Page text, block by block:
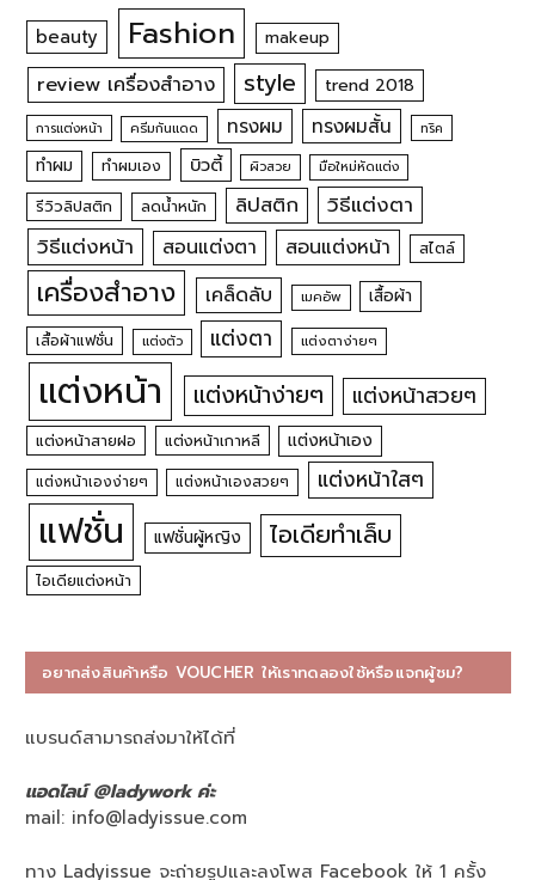
beauty Fashion makeup
review เครื่องสำอาง style trend 2018
การแต่งหน้า ครีมกันแดด ทรงผม ทรงผมสั้น ทริค
ทำผม ทำผมเอง บิวตี้ ผิวสวย มือใหม่หัดแต่ง
รีวิวลิปสติก ลดน้ำหนัก ลิปสติก
วิธีแต่งตา
วิธีแต่งหน้า
สอนแต่งตา สอนแต่งหน้า สไตล์
เครื่องสำอาง เคล็ดลับ เมคอัพ เสื้อผ้า
เสื้อผ้าแฟชั่น แต่งตัว แต่งตา แต่งตาง่ายๆ
แต่งหน้า แต่งหน้าง่ายๆ แต่งหน้าสวยๆ
แต่งหน้าสายฝอ แต่งหน้าเกาหลี แต่งหน้าเอง
แต่งหน้าเองง่ายๆ แต่งหน้าเองสวยๆ แต่งหน้าใสๆ
แฟชั่น แฟชั่นผู้หญิง ไอเดียทำเล็บ
ไอเดียแต่งหน้า
อยากส่งสินค้าหรือ VOUCHER ให้เราทดลองใช้หรือแจกผู้ชม?
แบรนด์สามารถส่งมาให้ได้ที่
แอดไลน์ @ladywork ค่ะ
mail: info@ladyissue.com
ทาง Ladyissue จะถ่ายรูปและลงโพส Facebook ให้ 1 ครั้ง